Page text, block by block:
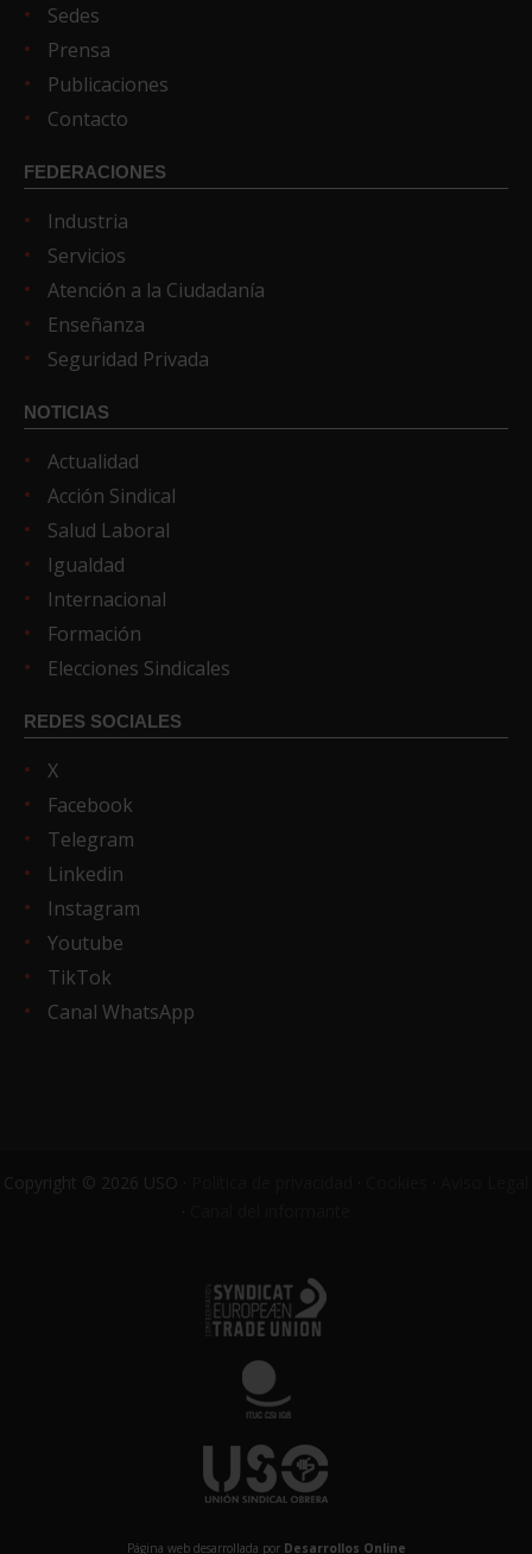
Sedes
Prensa
Publicaciones
Contacto
FEDERACIONES
Industria
Servicios
Atención a la Ciudadanía
Enseñanza
Seguridad Privada
NOTICIAS
Actualidad
Acción Sindical
Salud Laboral
Igualdad
Internacional
Formación
Elecciones Sindicales
REDES SOCIALES
X
Facebook
Telegram
Linkedin
Instagram
Youtube
TikTok
Canal WhatsApp
Copyright © 2026 USO ·
Página web desarrollada por Desarrollos Online